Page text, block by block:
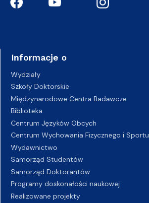
Informacje o
Wydziały
Szkoły Doktorskie
Międzynarodowe Centra Badawcze
Biblioteka
Centrum Języków Obcych
Centrum Wychowania Fizycznego i Sportu
Wydawnictwo
Samorząd Studentów
Samorząd Doktorantów
Programy doskonałości naukowej
Realizowane projekty